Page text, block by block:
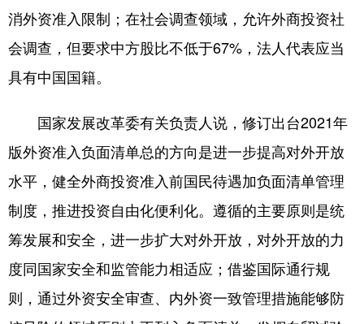
消外资准入限制；在社会调查领域，允许外商投资社
会调查，但要求中方股比不低于67%，法人代表应当
具有中国国籍。
国家发展改革委有关负责人说，修订出台2021年
版外资准入负面清单总的方向是进一步提高对外开放
水平，健全外商投资准入前国民待遇加负面清单管理
制度，推进投资自由化便利化。遵循的主要原则是统
筹发展和安全，进一步扩大对外开放，对外开放的力
度同国家安全和监管能力相适应；借鉴国际通行规
则，通过外资安全审查、内外资一致管理措施能够防